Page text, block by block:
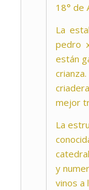
18° de
La
pedro
están
mejor
La
y
vinos a